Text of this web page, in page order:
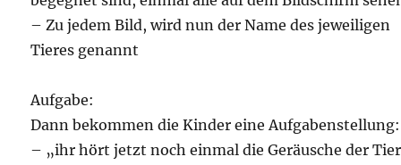
– Zu jedem Bild, wird nun der Name des jeweiligen
Tieres genannt
Aufgabe:
Dann bekommen die Kinder eine Aufgabenstellung:
– „ihr hört jetzt noch einmal die Geräusche der